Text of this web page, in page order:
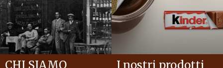
CHI SIAMO I nostri prodotti